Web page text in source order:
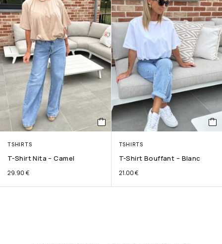
TSHIRTS
T-Shirt Nita – Camel
29.90 €
TSHIRTS
T-Shirt Bouffant – Blanc
21.00€